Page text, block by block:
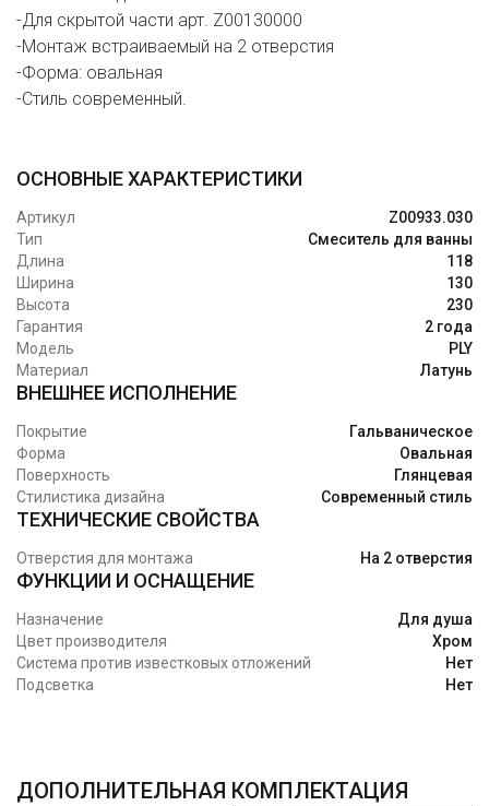
-Для скрытой части арт. Z00130000
-Монтаж встраиваемый на 2 отверстия
-Форма: овальная
-Стиль современный.
ОСНОВНЫЕ ХАРАКТЕРИСТИКИ
Артикул
Z00933.030
Тип
Смеситель для ванны
Длина
118
Ширина
130
Высота
230
Гарантия
2 года
Модель
PLY
Материал
Латунь
ВНЕШНЕЕ ИСПОЛНЕНИЕ
Покрытие
Гальваническое
Форма
Овальная
Поверхность
Глянцевая
Стилистика дизайна
Современный стиль
ТЕХНИЧЕСКИЕ СВОЙСТВА
Отверстия для монтажа На 2 отверстия
ФУНКЦИИ И ОСНАЩЕНИЕ
Назначение
Для душа
Цвет производителя
Хром
Система против известковых отложений
Нет
Подсветка
Нет
ДОПОЛНИТЕЛЬНАЯ КОМПЛЕКТАЦИЯ